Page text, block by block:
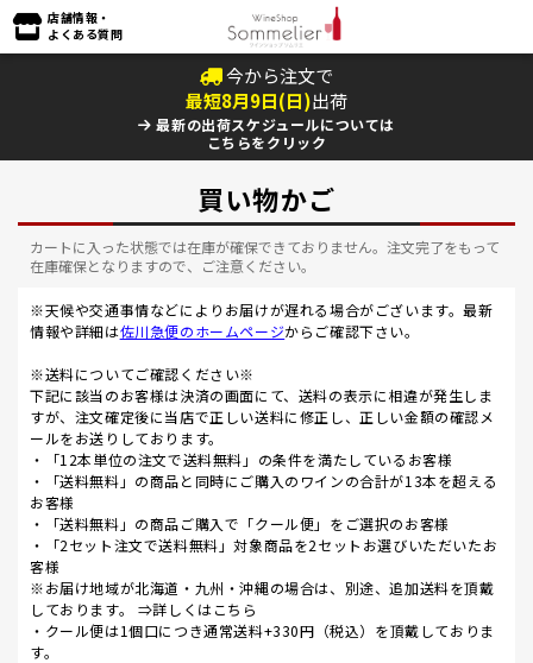
店舗情報・
よくある質問
今から注文で
最短8月9日(日)出荷
最新の出荷スケジュールについては
こちらをクリック
買い物かご
カートに入った状態では在庫が確保できておりません。注文完了をもって
在庫確保となりますので、ご注意ください。
※天候や交通事情などによりお届けが遅れる場合がございます。最新
情報や詳細は佐川急便のホームページからご確認下さい。
※送料についてご確認ください※
下記に該当のお客様は決済の画面にて、送料の表示に相違が発生しま
すが、注文確定後に当店で正しい送料に修正し、正しい金額の確認メ
ールをお送りしております。
・「12本単位の注文で送料無料」の条件を満たしているお客様
・「送料無料」の商品と同時にご購入のワインの合計が13本を超える
お客様
・「送料無料」の商品ご購入で「クール便」をご選択のお客様
・「2セット注文で送料無料」対象商品を2セットお選びいただいたお
客様
※お届け地域が北海道・九州・沖縄の場合は、別途、追加送料を頂戴
しております。 ⇒詳しくはこちら
・クール便は1個口につき通常送料+330円（税込）を頂戴しておりま
す。